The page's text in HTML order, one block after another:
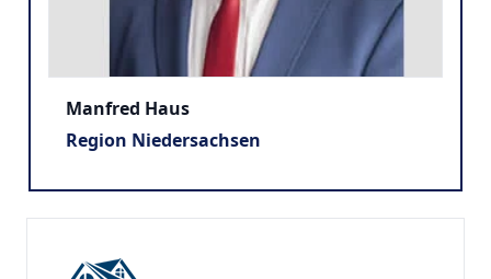
Manfred Haus
Region Niedersachsen